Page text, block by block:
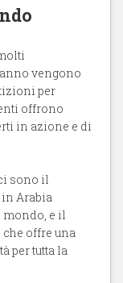
vengono
per
offrono
in azione e di
sono il
Arabia
mondo, e il
offre una
per tutta la